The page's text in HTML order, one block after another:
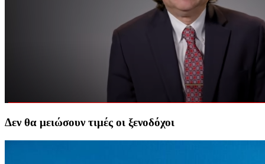
Δεν θα μειώσουν τιμές οι ξενοδόχοι